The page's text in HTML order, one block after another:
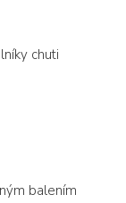
chuti
balením